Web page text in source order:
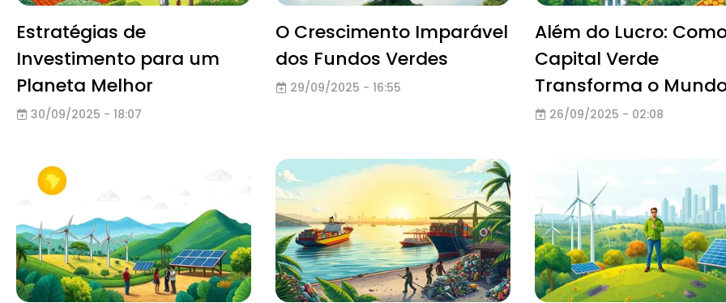
Estratégias de
Investimento para um
Planeta Melhor
30/09/2025 - 18:07
O Crescimento Imparável
dos Fundos Verdes
29/09/2025 - 16:55
Além do Lucro:
Capital Verde
Transforma o
26/09/2025 - 02:08